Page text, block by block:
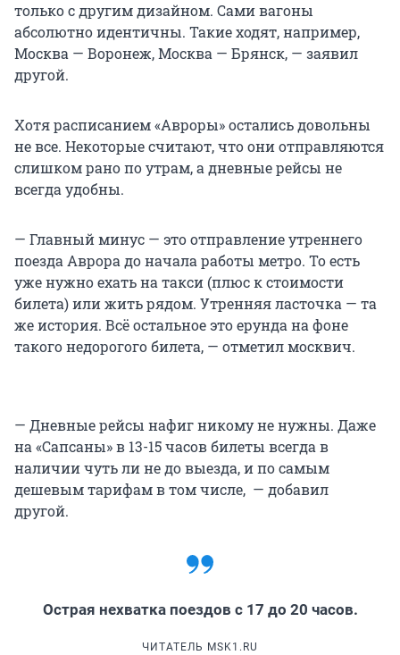
только с другим дизайном. Сами вагоны
абсолютно идентичны. Такие ходят, например,
Москва — Воронеж, Москва — Брянск, — заявил
другой.
Хотя расписанием «Авроры» остались довольны
не все. Некоторые считают, что они отправляются
слишком рано по утрам, а дневные рейсы не
всегда удобны.
— Главный минус — это отправление утреннего
поезда Аврора до начала работы метро. То есть
уже нужно ехать на такси (плюс к стоимости
билета) или жить рядом. Утренняя ласточка — та
же история. Всё остальное это ерунда на фоне
такого недорогого билета, — отметил москвич.
— Дневные рейсы нафиг никому не нужны. Даже
на «Сапсаны» в 13-15 часов билеты всегда в
наличии чуть ли не до выезда, и по самым
дешевым тарифам в том числе, — добавил
другой.
Острая нехватка поездов с 17 до 20 часов.
ЧИТАТЕЛЬ MSK1.RU